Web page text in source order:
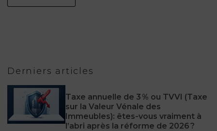
Derniers articles
Taxe annuelle de 3 % ou TVVI (Taxe
sur la Valeur Vénale des
Immeubles): êtes‑vous vraiment à
l’abri après la réforme de 2026 ?